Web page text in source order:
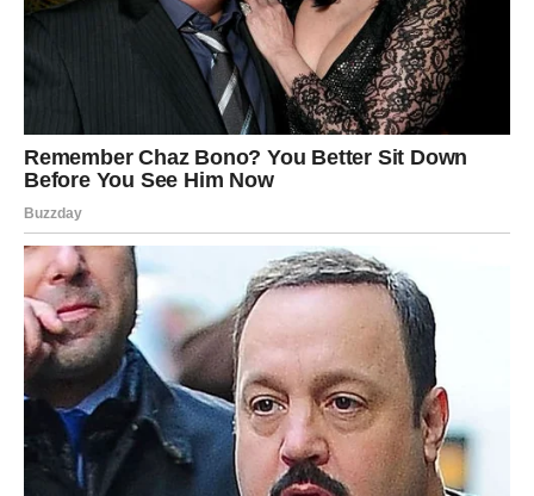
Možda poslovna odluka.
Možda finansijsko pitanje.
Možda privatna situacija.
Kada odgovor stigne, osjetićete veliko olakšanje.
I tada ćete shvatiti koliko ste energije trošili na brige koje
uskoro ostaju iza vas.
KONAČNO SHVATATE KOLIKO
STE DALEKO STIGLI